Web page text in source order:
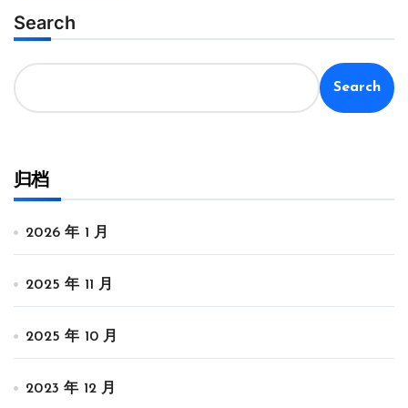
Search
Search
归档
2026 年 1 月
2025 年 11 月
2025 年 10 月
2023 年 12 月